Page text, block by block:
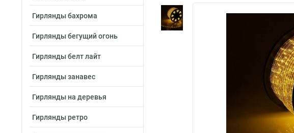
Гирлянды бахрома
Гирлянды бегущий огонь
Гирлянды белт лайт
Гирлянды занавес
Гирлянды на деревья
Гирлянды ретро